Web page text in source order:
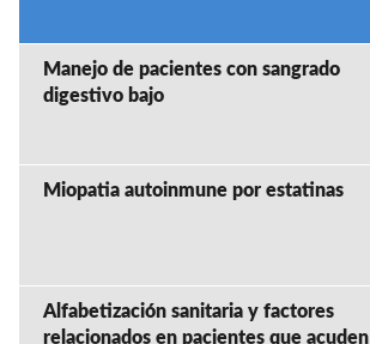
Manejo de pacientes con sangrado
digestivo bajo
Miopatia autoinmune por estatinas
Alfabetización sanitaria y factores
relacionados en pacientes que acuden